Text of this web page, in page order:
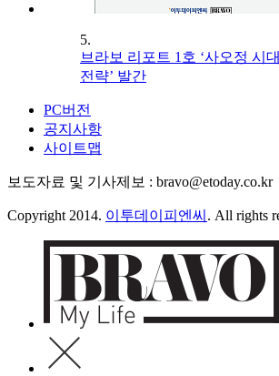
5.
브라보 리포트 1호 ‘사오정 시
전략’ 발간
PC버전
공지사항
사이트맵
보도자료 및 기사제보 : bravo@etoday.co.kr
Copyright 2014. 이투데이피엔씨 . All rights